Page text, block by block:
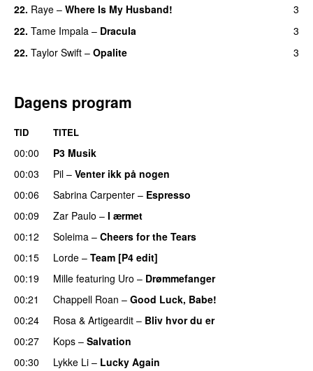
22. Raye – Where Is My Husband!
3
22. Tame Impala – Dracula
3
22. Taylor Swift – Opalite 3
Dagens program
TID TITEL
00:00
P3 Musik
00:03
Pil – Venter ikk på nogen
00:06
Sabrina Carpenter – Espresso
00:09
Zar Paulo – I ærmet
00:12
Soleima – Cheers for the Tears
00:15
Lorde – Team [P4 edit]
00:19
Mille featuring Uro – Drømmefanger
00:21
Chappell Roan – Good Luck, Babe!
00:24 Rosa & Artigeardit – Bliv hvor du er
00:27 Kops – Salvation
00:30 Lykke Li – Lucky Again